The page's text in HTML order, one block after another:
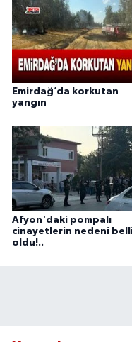
Emirdağ’da korkutan
yangın
Afyon'daki pompalı
cinayetlerin nedeni
oldu!..